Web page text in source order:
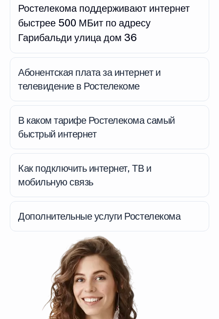
Ростелекома поддерживают интернет
быстрее 500 МБит по адресу
Гарибальди улица дом 36
Абонентская плата за интернет и
телевидение в Ростелекоме
В каком тарифе Ростелекома самый
быстрый интернет
Как подключить интернет, ТВ и
мобильную связь
Дополнительные услуги Ростелекома